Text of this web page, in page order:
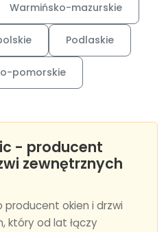
Warmińsko-mazurskie
Podlaskie
pomorskie
- producent
zewnętrznych
okien i drzwi
który od lat łączy